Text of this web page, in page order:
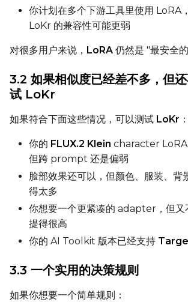
Flipping
你计划在多个下游工具里使用 LoRA
LoKr 的兼容性可能更弱
对很多用户来说， LoRA 仍然是 "最安全的
3.2 如果相似度已经差不多，但
试 LoKr
如果符合下面这些情况，可以测试 LoKr ：
你的 FLUX.2 Klein character LoRA
但跨 prompt 还是偏弱
脸部效果还可以，但颜色、服装、背
得太多
你想要一个更紧凑的 adapter，但
提得很高
你的 AI Toolkit 版本已经支持
3.3 一个实用的决策规则
如果你想要一个简单规则：